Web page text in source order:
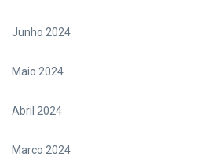
Junho 2024
Maio 2024
Abril 2024
Março 2024